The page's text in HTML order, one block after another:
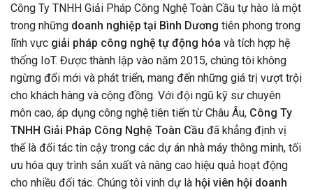
Công Ty TNHH Giải Pháp Công Nghệ Toàn Cầu tự hào là một
trong những doanh nghiệp tại Bình Dương tiên phong trong
lĩnh vực giải pháp công nghệ tự động hóa và tích hợp hệ
thống IoT. Được thành lập vào năm 2015, chúng tôi không
ngừng đổi mới và phát triển, mang đến những giá trị vượt trội
cho khách hàng và cộng đồng. Với đội ngũ kỹ sư chuyên
môn cao, áp dụng công nghệ tiên tiến từ Châu Âu, Công Ty
TNHH Giải Pháp Công Nghệ Toàn Cầu đã khẳng định vị
thế là đối tác tin cậy trong các dự án nhà máy thông minh, tối
ưu hóa quy trình sản xuất và nâng cao hiệu quả hoạt động
cho nhiều đối tác. Chúng tôi vinh dự là hội viên hội doanh